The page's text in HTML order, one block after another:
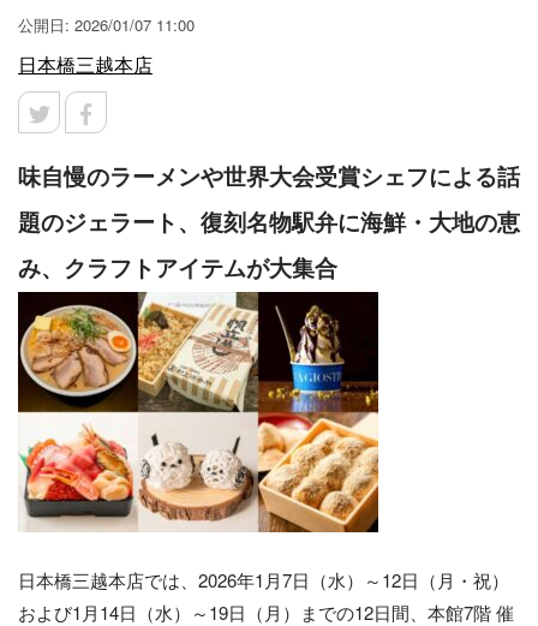
公開日: 2026/01/07 11:00
日本橋三越本店
味自慢のラーメンや世界大会受賞シェフによる話
題のジェラート、復刻名物駅弁に海鮮・大地の恵
み、クラフトアイテムが大集合
日本橋三越本店では、2026年1月7日（水）～12日（月・祝）
および1月14日（水）～19日（月）までの12日間、本館7階 催